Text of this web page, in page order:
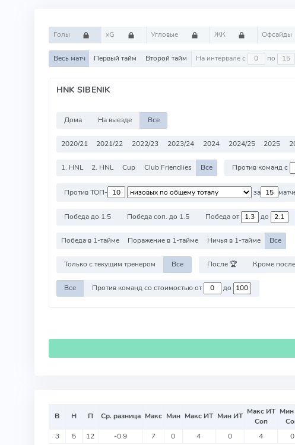
Голы xG Угловые ЖК Офсайды
Весь матч Первый тайм Второй тайм На интервале с по
HNK SIBENIK
Дома На выезде Все
2020/21 2021/22 2022/23 2023/24 2024 2024/25 2025
1. HNL 2. HNL Cup Club Friendlies Все Против команд с
Против ТОП- за
Победа до 1.5 Победа соп. до 1.5 Победа от до
Победа в 1-тайме Поражение в 1-тайме Ничья в 1-тайме Все
Только с текущим тренером Все После 🏆 Кроме
Все Против команд со стоимостью от до
В Н П Ср. разница Макс Мин Макс ИТ Мин ИТ Макс ИТ
Соп
3 5 12 -0.9 7 0 4 0 4 0